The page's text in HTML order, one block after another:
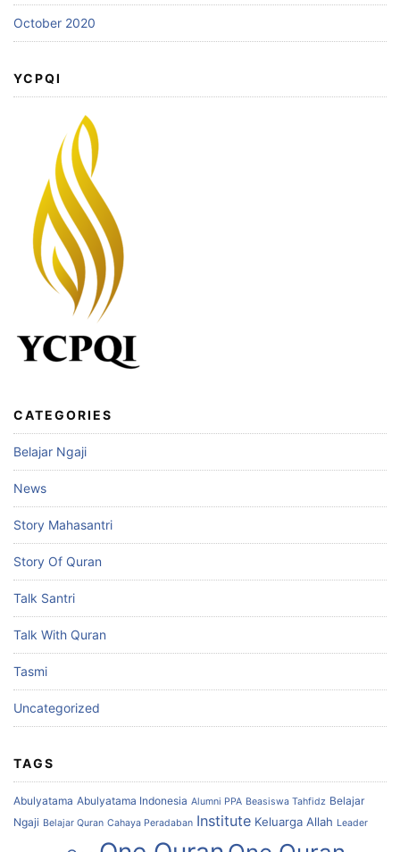
October 2020
YCPQI
CATEGORIES
Belajar Ngaji
News
Story Mahasantri
Story Of Quran
Talk Santri
Talk With Quran
Tasmi
Uncategorized
TAGS
Abulyatama Abulyatama Indonesia Alumni PPA Beasiswa Tahfidz Belajar
Ngaji Belajar Quran Cahaya Peradaban Institute Keluarga Allah Leader